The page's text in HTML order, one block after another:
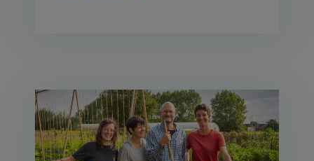
Afbeelding